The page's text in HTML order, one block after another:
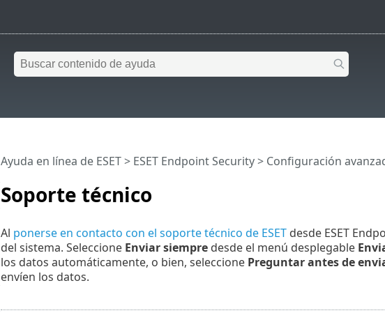
Soporte técnico
Ayuda en línea de ESET> ESET Endpoint Security> Configuración
Al ponerse en contacto con el soporte técnico de ESETdesde ESET
del sistema. Seleccione Enviar siempredesde el menú desplegable
los datos automáticamente, o bien, seleccione Preguntar antes de
envíen los datos.